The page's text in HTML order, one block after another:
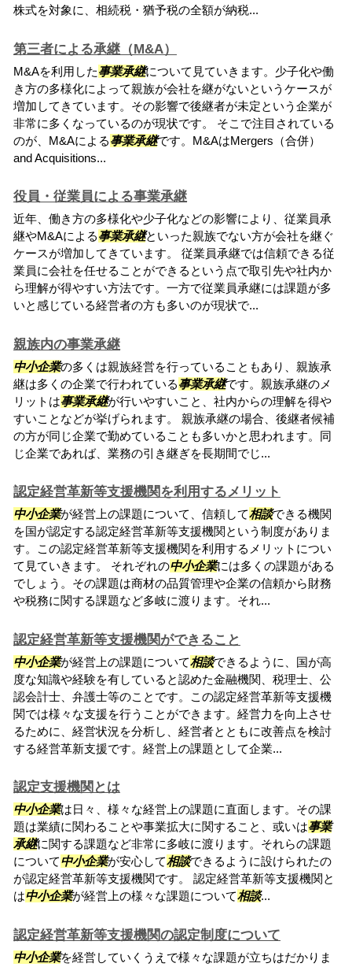
株式を対象に、相続税・猶予税の全額が納税...
第三者による承継（M&A）
M&Aを利用した事業承継について見ていきます。少子化や働
き方の多様化によって親族が会社を継がないというケースが
増加してきています。その影響で後継者が未定という企業が
非常に多くなっているのが現状です。 そこで注目されている
のが、M&Aによる事業承継です。M&AはMergers（合併）
and Acquisitions...
役員・従業員による事業承継
近年、働き方の多様化や少子化などの影響により、従業員承
継やM&Aによる事業承継といった親族でない方が会社を継ぐ
ケースが増加してきています。 従業員承継では信頼できる従
業員に会社を任せることができるという点で取引先や社内か
ら理解が得やすい方法です。一方で従業員承継には課題が多
いと感じている経営者の方も多いのが現状で...
親族内の事業承継
中小企業の多くは親族経営を行っていることもあり、親族承
継は多くの企業で行われている事業承継です。親族承継のメ
リットは事業承継が行いやすいこと、社内からの理解を得や
すいことなどが挙げられます。 親族承継の場合、後継者候補
の方が同じ企業で勤めていることも多いかと思われます。同
じ企業であれば、業務の引き継ぎを長期間でじ...
認定経営革新等支援機関を利用するメリット
中小企業が経営上の課題について、信頼して相談できる機関
を国が認定する認定経営革新等支援機関という制度がありま
す。この認定経営革新等支援機関を利用するメリットについ
て見ていきます。 それぞれの中小企業には多くの課題がある
でしょう。その課題は商材の品質管理や企業の信頼から財務
や税務に関する課題など多岐に渡ります。それ...
認定経営革新等支援機関ができること
中小企業が経営上の課題について相談できるように、国が高
度な知識や経験を有していると認めた金融機関、税理士、公
認会計士、弁護士等のことです。この認定経営革新等支援機
関では様々な支援を行うことができます。経営力を向上させ
るために、経営状況を分析し、経営者とともに改善点を検討
する経営革新支援です。経営上の課題として企業...
認定支援機関とは
中小企業は日々、様々な経営上の課題に直面します。その課
題は業績に関わることや事業拡大に関すること、或いは事業
承継に関する課題など非常に多岐に渡ります。それらの課題
について中小企業が安心して相談できるように設けられたの
が認定経営革新等支援機関です。 認定経営革新等支援機関と
は中小企業が経営上の様々な課題について相談...
認定経営革新等支援機関の認定制度について
中小企業を経営していくうえで様々な課題が立ちはだかりま